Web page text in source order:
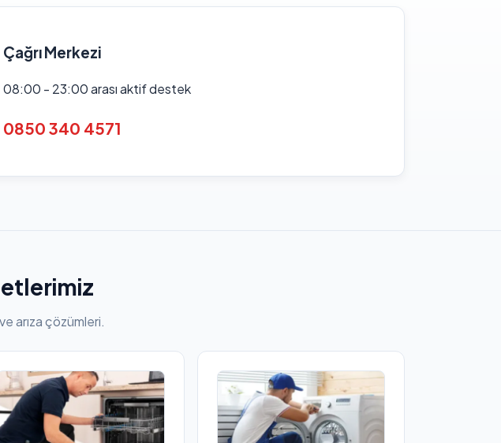
Çağrı Merkezi
08:00 - 23:00 arası aktif destek
0850 340 4571
arıza çözümleri.